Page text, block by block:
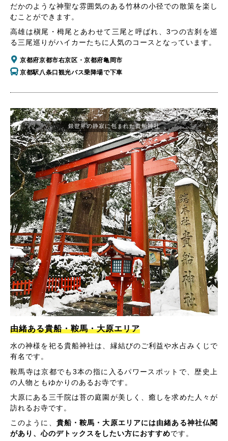
だかのような神聖な雰囲気のある竹林の小径での散策を楽し
むことができます。
高雄は槇尾・栂尾とあわせて三尾と呼ばれ、3つの古刹を巡
る三尾巡りがハイカーたちに人気のコースとなっています。
京都府京都市右京区・京都府亀岡市
京都駅八条口観光バス乗降場で下車
由緒ある貴船・鞍馬・大原エリア
水の神様を祀る貴船神社は、縁結びのご利益や水占みくじで
有名です。
鞍馬寺は京都でも3本の指に入るパワースポットで、歴史上
の人物ともゆかりのあるお寺です。
大原にある三千院は苔の庭園が美しく、癒しを求めた人々が
訪れるお寺です。
このように、 貴船・鞍馬・大原エリアには由緒ある神社仏閣
があり、心のデトックスをしたい方におすすめです。
銀世界の静寂に包まれた貴船神社